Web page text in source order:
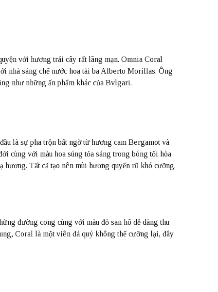
với hương trái cây rất lãng mạn. Omnia Coral
nhà sáng chế nước hoa tài ba Alberto Morillas. Ông
như những ấn phẩm khác của Bvlgari.
là sự pha trộn bất ngờ từ hương cam Bergamot và
cùng với màu hoa súng tỏa sáng trong bóng tối hòa
hương. Tất cả tạo nên mùi hương quyến rũ khó cưỡng.
đường cong cùng với màu đỏ san hô dễ dàng thu
Coral là một viên đá quý không thể cưỡng lại, đây